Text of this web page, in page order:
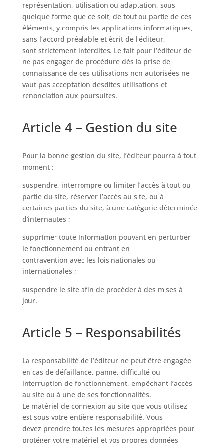
représentation, utilisation ou adaptation, sous
quelque forme que ce soit, de tout ou partie de ces
éléments, y compris les applications informatiques,
sans l’accord préalable et écrit de l’éditeur,
sont strictement interdites. Le fait pour l’éditeur de
ne pas engager de procédure dès la prise de
connaissance de ces utilisations non autorisées ne
vaut pas acceptation desdites utilisations et
renonciation aux poursuites.
Article 4 – Gestion du site
Pour la bonne gestion du site, l’éditeur pourra à tout
moment :
suspendre, interrompre ou limiter l’accès à tout ou
partie du site, réserver l’accès au site, ou à
certaines parties du site, à une catégorie déterminée
d’internautes ;
supprimer toute information pouvant en perturber
le fonctionnement ou entrant en
contravention avec les lois nationales ou
internationales ;
suspendre le site afin de procéder à des mises à
jour.
Article 5 – Responsabilités
La responsabilité de l’éditeur ne peut être engagée
en cas de défaillance, panne, difficulté ou
interruption de fonctionnement, empêchant l’accès
au site ou à une de ses fonctionnalités.
Le matériel de connexion au site que vous utilisez
est sous votre entière responsabilité. Vous
devez prendre toutes les mesures appropriées pour
protéger votre matériel et vos propres données